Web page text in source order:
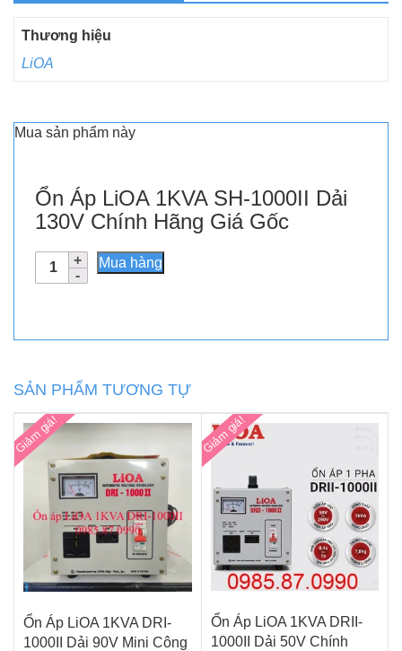
Thương hiệu
LiOA
Mua sản phẩm này
Ổn Áp LiOA 1KVA SH-1000II Dải
130V Chính Hãng Giá Gốc
Ổn
Áp
SH-
130V
Chính
Hãng
Giá
Gốc
lượng
Mua hàng
SẢN PHẨM TƯƠNG TỰ
Giảm giá!
Ổn Áp LiOA 1KVA DRI-
1000II Dải 90V Mini Công
Giảm giá!
Ổn Áp LiOA 1KVA DRII-
1000II Dải 50V Chính